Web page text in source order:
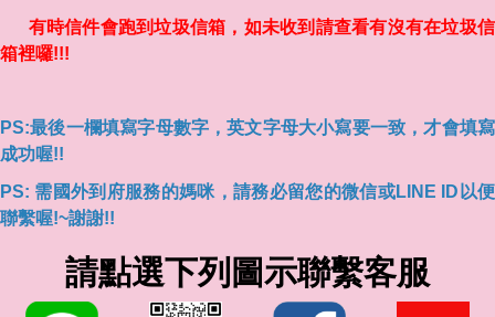
有時信件會跑到垃圾信箱，如未收到請查看有沒有在垃圾信
箱裡囉!!!
PS:最後一欄填寫字母數字，英文字母大小寫要一致，才會填寫
成功喔!!
PS: 需國外到府服務的媽咪，請務必留您的微信或LINE ID以便
聯繫喔!~謝謝!!
請點選下列圖示聯繫客服